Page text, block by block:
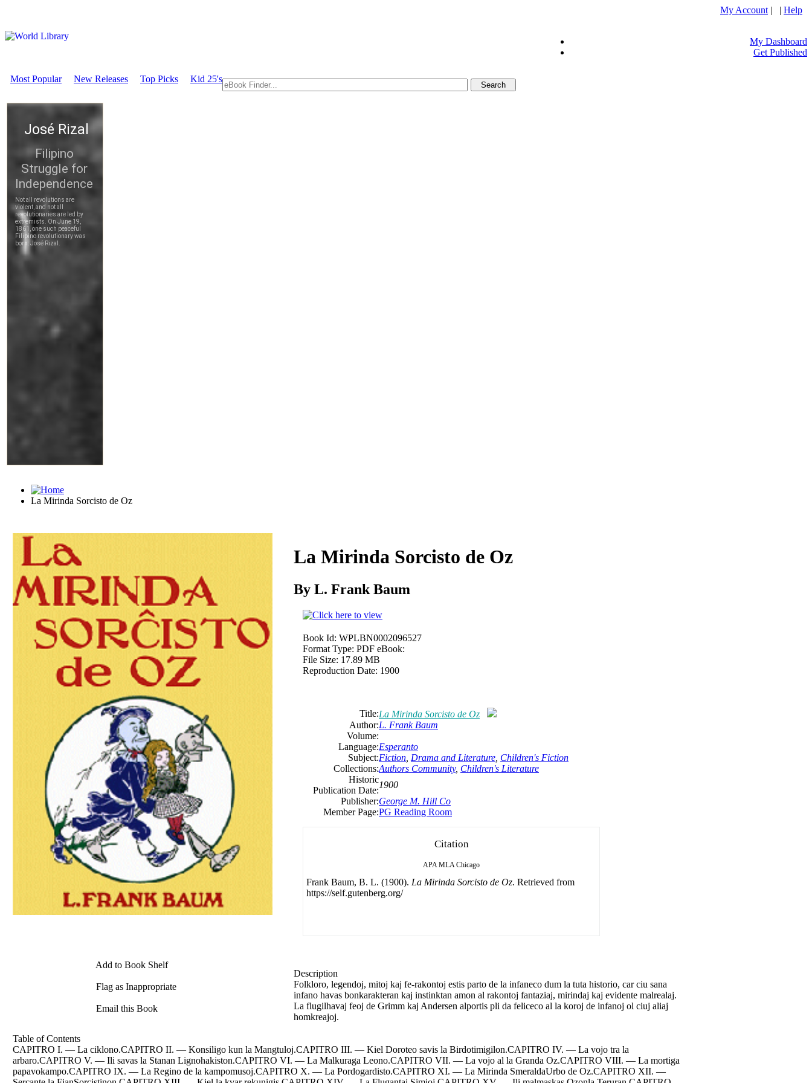
My Account | | Help
My Dashboard
Get Published
Most Popular New Releases Top Picks Kid 25's
La Mirinda Sorcisto de Oz
Add to Book Shelf
Flag as Inappropriate
Email this Book
La Mirinda Sorcisto de Oz
By L. Frank Baum
Book Id: WPLBN0002096527
Format Type: PDF eBook:
File Size: 17.89 MB
Reproduction Date: 1900
Title:La Mirinda Sorcisto de Oz
Author:L. Frank Baum
Volume:
Language:Esperanto
Subject:Fiction Drama and Literature Children's Fiction
Collections:Authors Community, Children's Literature
Historic
Publication Date:
1900
Publisher:George M. Hill Co
Member Page:PG Reading Room
Citation
APA MLA Chicago
Frank Baum, B. L. (1900). La Mirinda Sorcisto de Oz. Retrieved from
https://self.gutenberg.org/
Description
Folkloro, legendoj, mitoj kaj fe-rakontoj estis parto de la infaneco dum la tuta historio, car ciu sana
infano havas bonkarakteran kaj instinktan amon al rakontoj fantaziaj, mirindaj kaj evidente malrealaj.
La flugilhavaj feoj de Grimm kaj Andersen alportis pli da feliceco al la koroj de infanoj ol ciuj aliaj
homkreajoj.
Table of Contents
CAPITRO I. — La ciklono.CAPITRO II. — Konsiligo kun la Mangtuloj.CAPITRO III. — Kiel Doroteo savis la Birdotimigilon.CAPITRO IV. — La vojo tra la
arbaro.CAPITRO V. — Ili savas la Stanan Lignohakiston.CAPITRO VI. — La Malkuraga Leono.CAPITRO VII. — La vojo al la Granda Oz.CAPITRO VIII. — La mortiga
papavokampo.CAPITRO IX. — La Regino de la kampomusoj.CAPITRO X. — La Pordogardisto.CAPITRO XI. — La Mirinda SmeraldaUrbo de Oz.CAPITRO XII. —